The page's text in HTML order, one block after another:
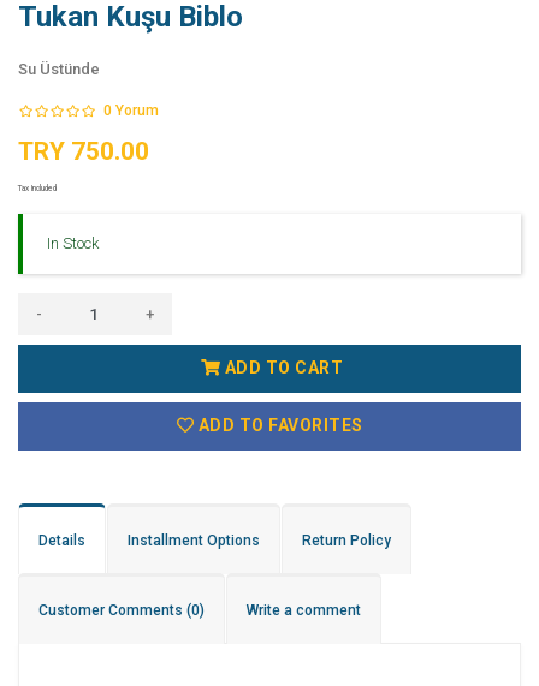
Tukan Kuşu Biblo
Su Üstünde
0 Yorum
TRY 750.00
Tax Included
In Stock
- +
ADD TO CART
ADD TO FAVORITES
Details Installment Options Return Policy
Customer Comments (0) Write a comment